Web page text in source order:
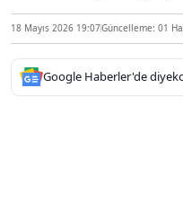
18 Mayıs 2026 19:07Güncelleme: 01
Google Haberler'de